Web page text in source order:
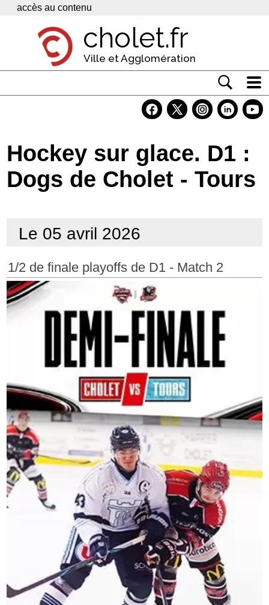
Panneau de gestion des cookies
accès au contenu
cholet.fr
Ville et Agglomération
Economie
Services
Hockey sur glace. D1 :
Dogs de Cholet - Tours
Le 05 avril 2026
1/2 de finale playoffs de D1 - Match 2